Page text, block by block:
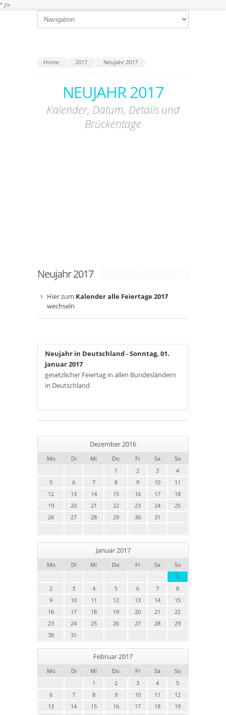
" />
Home 2017 Neujahr 2017
NEUJAHR 2017
Kalender, Datum, Details und
Brückentage
Neujahr 2017
Hier zum Kalender alle Feiertage 2017
wechseln
Neujahr in Deutschland- Sonntag, 01.
Januar 2017
gesetzlicher Feiertag in allen Bundesländern
in Deutschland
Dezember 2016
Mo Di Mi Do Fr Sa
So
1
2 3
4
5
6 7 8 9 10
11
12
13 14 15 16 17
18
19
20 21 22 23 24
25
26
27 28 29 30 31
Januar 2017
Mo Di Mi Do Fr Sa
So
1
2
3 4 5 6 7
8
9
10 11 12 13 14
15
16
17 18 19 20 21
22
23
24 25 26 27 28
29
30
31
Februar 2017
Mo Di Mi Do Fr Sa
So
1
2 3 4
5
6
7 8 9 10 11
12
13
14 15 16 17 18
19